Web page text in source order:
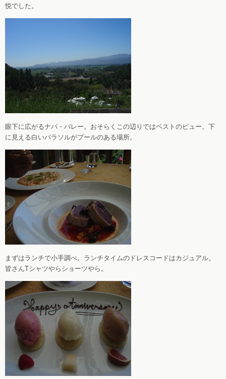
悦でした。
眼下に広がるナパ・バレー。おそらくこの辺りではベストのビュー。下
に見える白いパラソルがプールのある場所。
まずはランチで小手調べ。ランチタイムのドレスコードはカジュアル。
皆さんTシャツやらショーツやら。